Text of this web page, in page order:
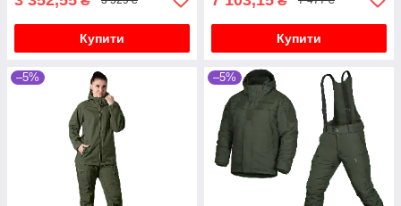
Купити Купити
–5% –5%